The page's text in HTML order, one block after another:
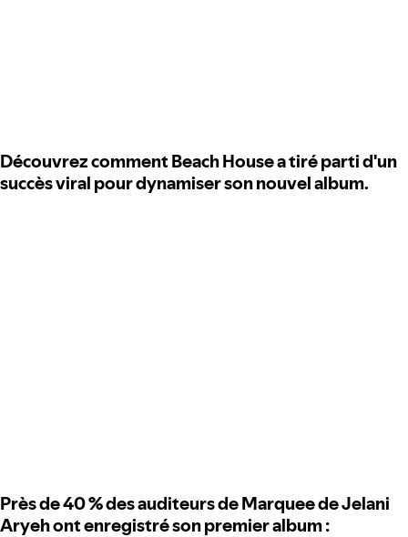
Découvrez comment Beach House a tiré parti d'un
succès viral pour dynamiser son nouvel album.
Près de 40 % des auditeurs de Marquee de Jelani
Aryeh ont enregistré son premier album :